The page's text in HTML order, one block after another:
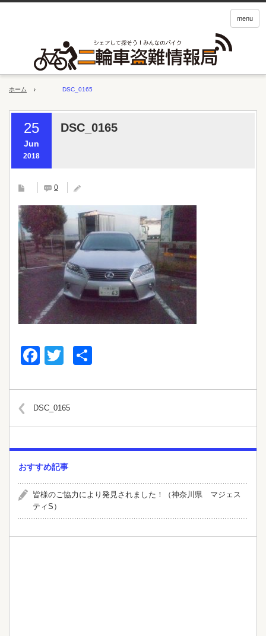
menu
ホーム DSC_0165
25
Jun
2018
DSC_0165
0
Facebook
Twitter
DSC_0165
おすすめ記事
皆様のご協力により発見されました！（神奈川県 マジェス
ティS）